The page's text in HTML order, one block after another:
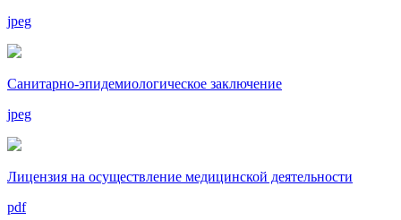
jpeg
Санитарно-эпидемиологическое заключение
jpeg
Лицензия на осуществление медицинской деятельности
pdf